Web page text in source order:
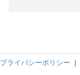
プライバシーポリシー ｜